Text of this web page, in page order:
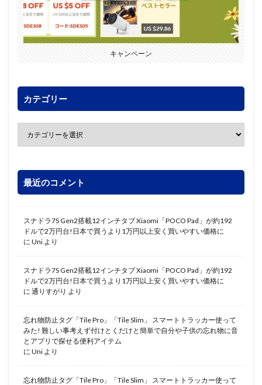
キャンペーン
カテゴリー
最近のコメント
スナドラ7S Gen2搭載12インチタブ Xiaomi「POCO Pad」が約192
ドルで2万円台!日本で買うより1万円以上安く買いやすい価格に
に Uni より
スナドラ7S Gen2搭載12インチタブ Xiaomi「POCO Pad」が約192
ドルで2万円台!日本で買うより1万円以上安く買いやすい価格に
に 通りすがり より
忘れ物防止タグ「Tile Pro」「Tile Slim」 スマートトラッカー使って
みた! 難しい事考えず付けとくだけと簡単で自分や子供の忘れ物に音
とアプリで探せる便利アイテム
に Uni より
忘れ物防止タグ「Tile Pro」「Tile Slim」 スマートトラッカー使って